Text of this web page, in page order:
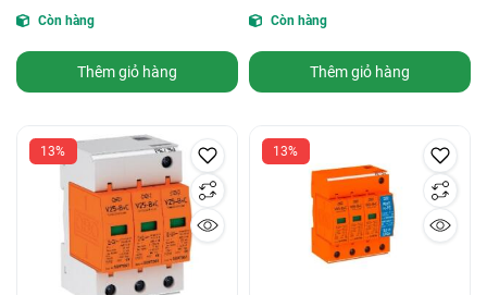
Còn hàng
Thêm giỏ hàng
Còn hàng
Thêm giỏ hàng
13% 13%